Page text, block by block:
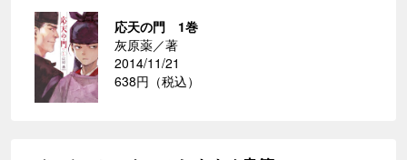
応天の門 1巻
灰原薬／著
2014/11/21
638円（税込）